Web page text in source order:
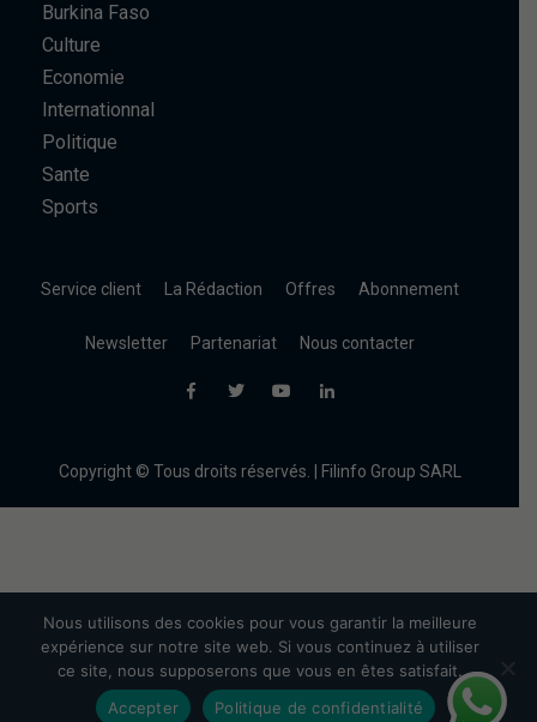
Burkina Faso
Culture
Economie
Internationnal
Politique
Sante
Sports
Service client La Rédaction Offres Abonnement
Newsletter Partenariat Nous contacter
Copyright © Tous droits réservés. | Filinfo Group SARL
Nous utilisons des cookies pour vous garantir la meilleure
expérience sur notre site web. Si vous continuez à utiliser
ce site, nous supposerons que vous en êtes satisfait.
Accepter
Politique de confidentialité